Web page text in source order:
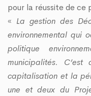
pour la réussite de ce
« La gestion des
environnemental qui
politique
municipalités.
capitalisation et la
une et deux du